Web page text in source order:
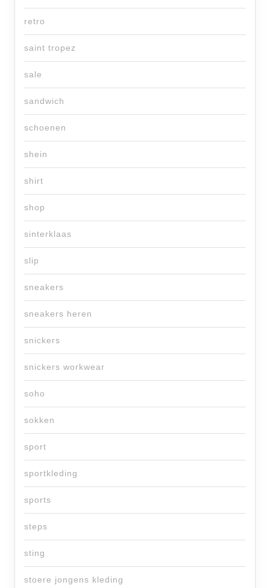
retro
saint tropez
sale
sandwich
schoenen
shein
shirt
shop
sinterklaas
slip
sneakers
sneakers heren
snickers
snickers workwear
soho
sokken
sport
sportkleding
sports
steps
sting
stoere jongens kleding